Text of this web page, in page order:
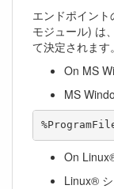
エンドポイン
モジュール) は
て決定されます。
On MS
MS
On
Linux®